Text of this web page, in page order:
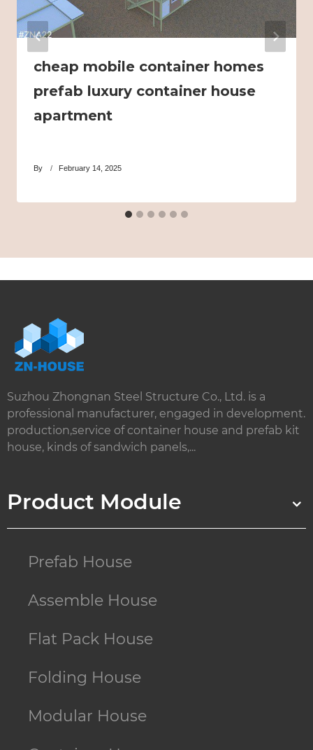
cheap mobile container homes
prefab luxury container house
apartment
By February 14, 2025
Suzhou Zhongnan Steel Structure Co., Ltd. is a
professional manufacturer, engaged in development.
production,service of container house and prefab kit
house, kinds of sandwich panels,...
Product Module
Prefab House
Assemble House
Flat Pack House
Folding House
Modular House